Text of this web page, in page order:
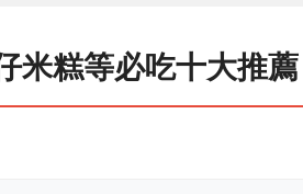
米糕等必吃十大推薦